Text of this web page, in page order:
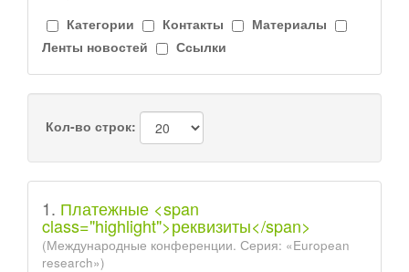
Категории
Контакты
Материалы
Ленты новостей
Ссылки
Кол-во строк:
1. Платежные <span
class="highlight">реквизиты</span>
(Международные конференции. Серия: «European
research»)